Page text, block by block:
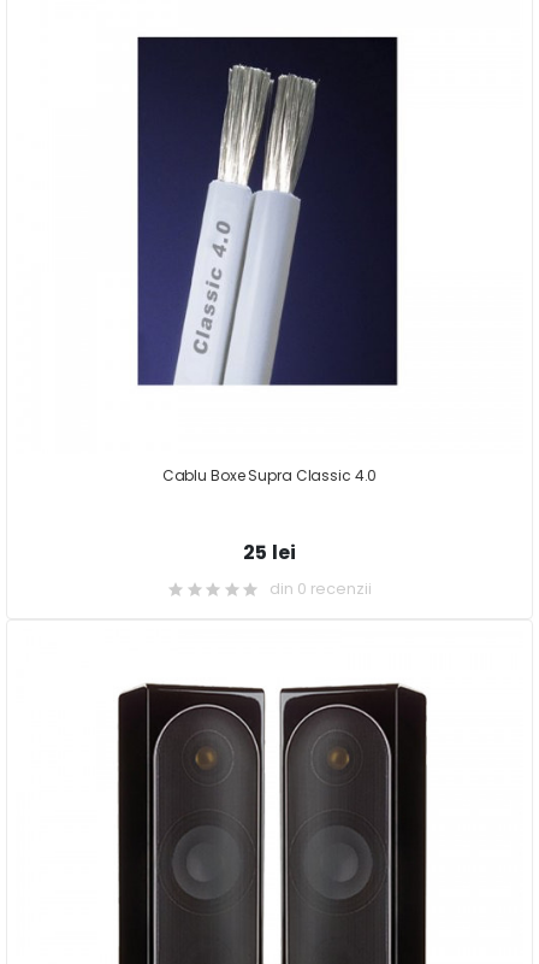
Cablu Boxe Supra Classic 4.0
25 lei
din 0 recenzii